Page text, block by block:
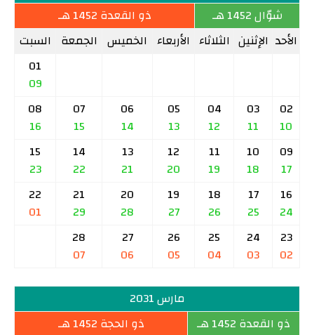
شوّال 1452 هـ
ذو القعدة 1452 هـ
الأحد الإثنين الثلاثاء الأربعاء الخميس الجمعة السبت
01
09
02
10
03
11
04
12
05
13
06
14
07
15
08
16
09
17
10
18
11
19
12
20
13
21
14
22
15
23
16
24
17
25
18
26
19
27
20
28
21
29
22
01
23
02
24
03
25
04
26
05
27
06
28
07
مارس 2031
ذو القعدة 1452 هـ
ذو الحجة 1452 هـ